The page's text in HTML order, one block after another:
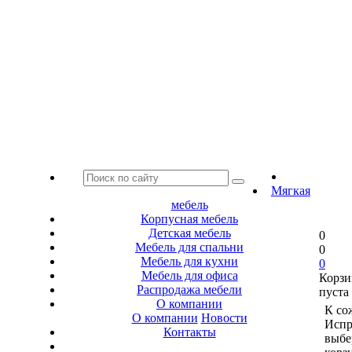
Мягкая
мебель
Корпусная мебель
Детская мебель
Мебель для спальни
Мебель для кухни
Мебель для офиса
Распродажа мебели
О компании
О компании Новости
Контакты
0
0
0
пуста
К